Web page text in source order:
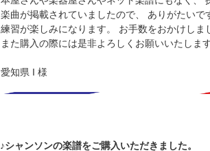
楽曲が掲載されていましたので、 ありがたいで
練習が楽しみになります。 お手数をおかけしま
また購入の際には是非よろしくお願いいたします
愛知県 I 様
♪シャンソンの楽譜をご購入いただきました。